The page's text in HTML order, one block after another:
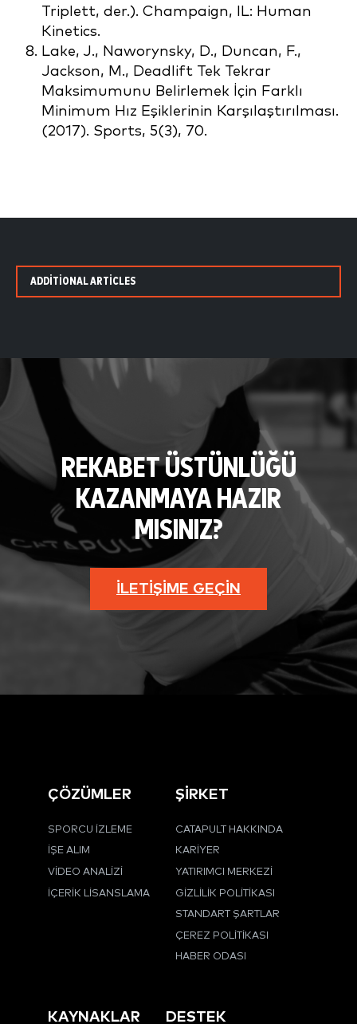
Triplett, der.). Champaign, IL: Human
Kinetics.
Lake, J., Naworynsky, D., Duncan, F.,
Jackson, M., Deadlift Tek Tekrar
Maksimumunu Belirlemek İçin Farklı
Minimum Hız Eşiklerinin Karşılaştırılması.
(2017). Sports, 5(3), 70.
ADDITIONAL ARTICLES
REKABET ÜSTÜNLÜĞÜ
KAZANMAYA HAZIR
MISINIZ?
İLETIŞIME GEÇIN
ÇÖZÜMLER
SPORCU İZLEME
İŞE ALIM
VIDEO ANALIZI
İÇERIK LISANSLAMA
ŞİRKET
CATAPULT HAKKINDA
KARIYER
YATIRIMCI MERKEZI
GIZLILIK POLITIKASI
STANDART ŞARTLAR
ÇEREZ POLITIKASI
HABER ODASI
KAYNAKLAR DESTEK